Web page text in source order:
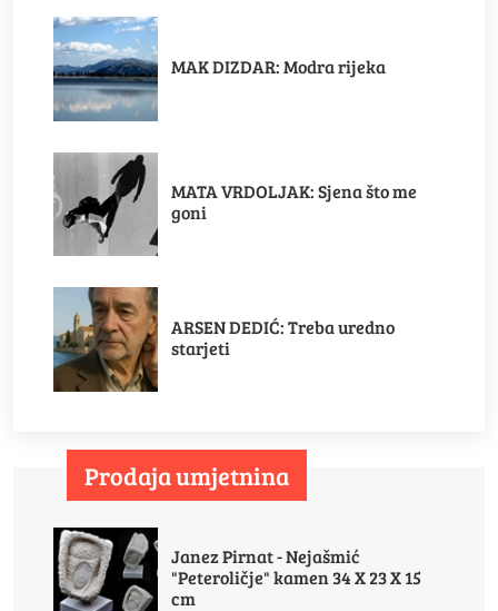
MAK DIZDAR: Modra rijeka
MATA VRDOLJAK: Sjena što me
goni
ARSEN DEDIĆ: Treba uredno
starjeti
Prodaja umjetnina
Janez Pirnat - Nejašmić
"Peteroličje" kamen 34 X 23 X 15
cm